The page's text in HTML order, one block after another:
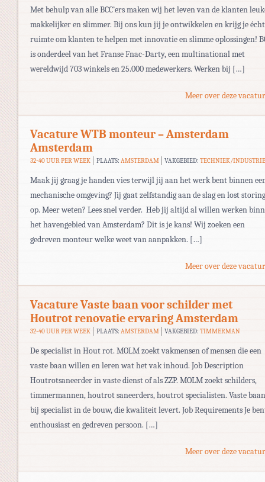
Met behulp van alle BCC’ers maken wij het leven van de klanten
makkelijker en slimmer. Bij ons kun jij je ontwikkelen en krijg je
ruimte om klanten te helpen met innovatie en slimme oplossingen!
is onderdeel van het Franse Fnac-Darty, een multinational met
wereldwijd 703 winkels en 25.000 medewerkers. Werken bij […]
Meer over deze
Vacature WTB monteur – Amsterdam
Amsterdam
32-40 UUR PER WEEK PLAATS: AMSTERDAM VAKGEBIED:TECHNIEK/
Maak jij graag je handen vies terwijl jij aan het werk bent binnen
mechanische omgeving? Jij gaat zelfstandig aan de slag en lost
op. Meer weten? Lees snel verder. Heb jij altijd al willen werken
het havengebied van Amsterdam? Dit is je kans! Wij zoeken een
gedreven monteur welke weet van aanpakken. […]
Meer over deze
Vacature Vaste baan voor schilder met
Houtrot renovatie ervaring Amsterdam
32-40 UUR PER WEEK PLAATS: AMSTERDAM VAKGEBIED:TIMMERMAN
De specialist in Hout rot. MOLM zoekt vakmensen of mensen die een
vaste baan willen en leren wat het vak inhoud. Job Description
Houtrotsaneerder in vaste dienst of als ZZP. MOLM zoekt schilders,
timmermannen, houtrot saneerders, houtrot specialisten. Vaste baan
bij specialist in de bouw, die kwaliteit levert. Job Requirements Je
enthousiast en gedreven persoon. […]
Meer over deze